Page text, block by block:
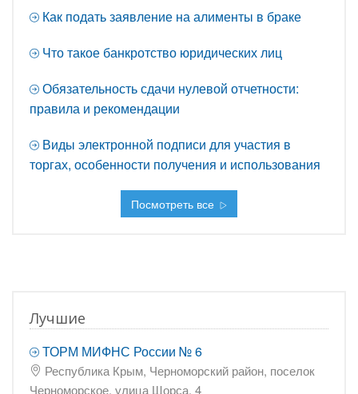
Как подать заявление на алименты в браке
Что такое банкротство юридических лиц
Обязательность сдачи нулевой отчетности:
правила и рекомендации
Виды электронной подписи для участия в
торгах, особенности получения и использования
Посмотреть все
Лучшие
ТОРМ МИФНС России № 6
Республика Крым, Черноморский район, поселок
Черноморское, улица Щорса, 4